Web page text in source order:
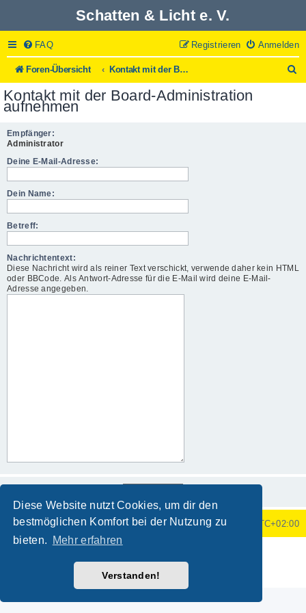
Diese Website nutzt Cookies, um dir den
bestmöglichen Komfort bei der Nutzung zu
bieten.
Mehr erfahren
Verstanden!
Schatten & Licht e. V.
FAQ Anmelden
Registrieren
Foren-Übersicht Kontakt mit der Board-Administration aufnehmen
u
Kontakt mit der Board-Administration
aufnehmen
Empfänger:
Administrator
Deine E-Mail-Adresse:
Dein Name:
Betreff:
Nachrichtentext:
Diese Nachricht wird als reiner Text verschickt, verwende daher kein HTML
oder BBCode. Als Antwort-Adresse für die E-Mail wird deine E-Mail-
Adresse angegeben.
Foren-Übersicht Alle Zeiten sind UTC+02:00
Deutsche Übersetzung durchphpBB.de
Datenschutz|Nutzungsbedingungen